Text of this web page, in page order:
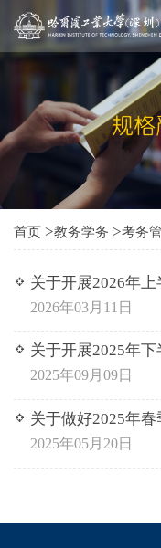
首页 >教务学务 >考务
关于开展2026年
2026年03月11日
关于开展2025年
2025年09月09日
关于做好2025年
2025年05月20日